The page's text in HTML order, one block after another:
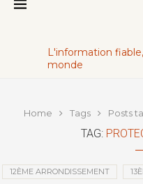
L'information
monde
Home Tags Posts
TAG:
12ÈME ARRONDISSEMENT